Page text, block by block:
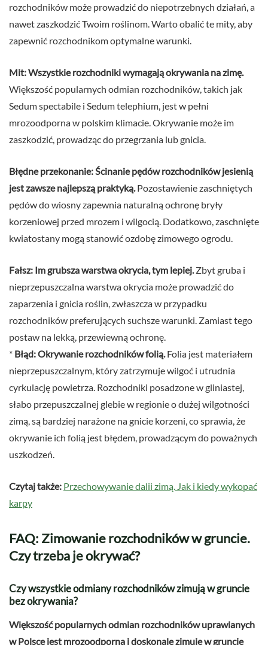
rozchodników może prowadzić do niepotrzebnych działań, a
nawet zaszkodzić Twoim roślinom. Warto obalić te mity, aby
zapewnić rozchodnikom optymalne warunki.
Mit: Wszystkie rozchodniki wymagają okrywania na zimę.
Większość popularnych odmian rozchodników, takich jak
Sedum spectabile i Sedum telephium, jest w pełni
mrozoodporna w polskim klimacie. Okrywanie może im
zaszkodzić, prowadząc do przegrzania lub gnicia.
Błędne przekonanie: Ścinanie pędów rozchodników jesienią
jest zawsze najlepszą praktyką. Pozostawienie zaschniętych
pędów do wiosny zapewnia naturalną ochronę bryły
korzeniowej przed mrozem i wilgocią. Dodatkowo, zaschnięte
kwiatostany mogą stanowić ozdobę zimowego ogrodu.
Fałsz: Im grubsza warstwa okrycia, tym lepiej. Zbyt gruba i
nieprzepuszczalna warstwa okrycia może prowadzić do
zaparzenia i gnicia roślin, zwłaszcza w przypadku
rozchodników preferujących suchsze warunki. Zamiast tego
postaw na lekką, przewiewną ochronę.
* Błąd: Okrywanie rozchodników folią. Folia jest materiałem
nieprzepuszczalnym, który zatrzymuje wilgoć i utrudnia
cyrkulację powietrza. Rozchodniki posadzone w gliniastej,
słabo przepuszczalnej glebie w regionie o dużej wilgotności
zimą, są bardziej narażone na gnicie korzeni, co sprawia, że
okrywanie ich folią jest błędem, prowadzącym do poważnych
uszkodzeń.
Czytaj także: Przechowywanie dalii zimą. Jak i kiedy wykopać
karpy
FAQ: Zimowanie rozchodników w gruncie.
Czy trzeba je okrywać?
Czy wszystkie odmiany rozchodników zimują w gruncie
bez okrywania?
Większość popularnych odmian rozchodników uprawianych
w Polsce jest mrozoodporna i doskonale zimuje w gruncie